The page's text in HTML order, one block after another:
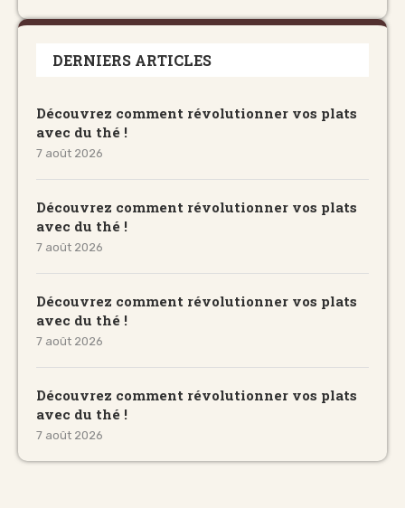
DERNIERS ARTICLES
Découvrez comment révolutionner vos plats
avec du thé !
7 août 2026
Découvrez comment révolutionner vos plats
avec du thé !
7 août 2026
Découvrez comment révolutionner vos plats
avec du thé !
7 août 2026
Découvrez comment révolutionner vos plats
avec du thé !
7 août 2026